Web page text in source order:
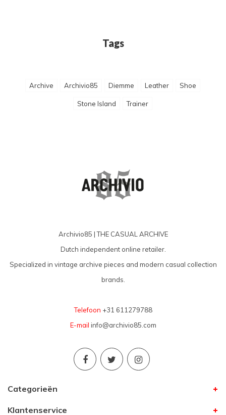
Tags
Archive Archivio85 Diemme Leather Shoe
Stone Island Trainer
Archivio85 | THE CASUAL ARCHIVE
Dutch independent online retailer.
Specialized in vintage archive pieces and modern casual collection
brands.
Telefoon +31 611279788
E-mail info@archivio85.com
Categorieën
Klantenservice